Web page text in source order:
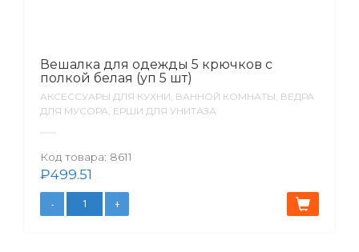
Вешалка для одежды 5 крючков с
полкой белая (уп 5 шт)
АКСЕССУАРЫ ДЛЯ КУХНИ, ВАННОЙ КОМНАТЫ, ВЕДРА
ДЛЯ МУСОРА, ЕРШИ ДЛЯ УНИТАЗА
Код товара: 8611
₽499.51